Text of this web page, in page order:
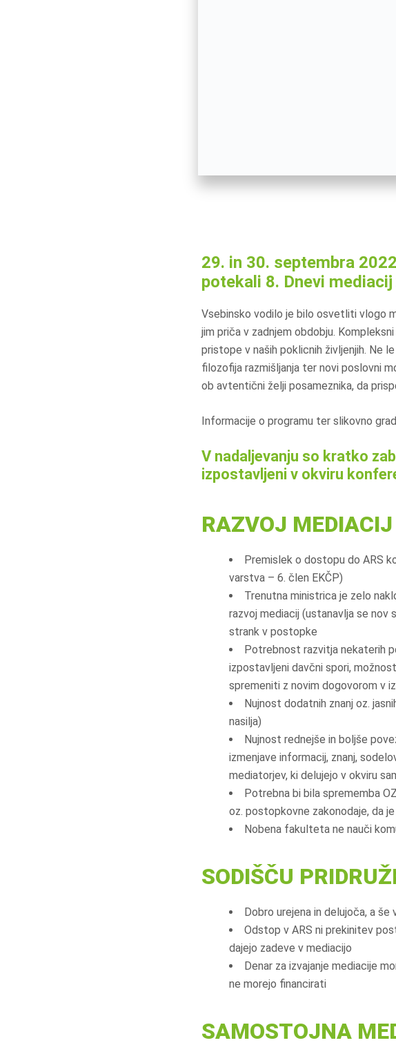
29. in 30. septembra
potekali 8. Dnevi
Vsebinsko vodilo je bilo osvetliti vlogo
jim priča v zadnjem obdobju.
pristope v naših poklicnih življenjih. Ne
filozofija razmišljanja ter novi poslovni
ob avtentični želji posameznika, da
Informacije o programu ter slikovno
V nadaljevanju so kratko
izpostavljeni v okviru
RAZVOJ MEDIACIJ
Premislek o dostopu do ARS
varstva – 6. člen EKČP)
Trenutna ministrica je zelo
razvoj mediacij (ustanavlja se nov
strank v postopke
Potrebnost razvitja nekaterih
izpostavljeni davčni spori,
spremeniti z novim dogovorom v
Nujnost dodatnih znanj oz.
nasilja)
Nujnost rednejše in boljše
izmenjave informacij, znanj,
mediatorjev, ki delujejo v okviru
Potrebna bi bila sprememba
oz. postopkovne zakonodaje, da
Nobena fakulteta ne nauči
SODIŠČU
Dobro urejena in delujoča, a
Odstop v ARS ni prekinitev
dajejo zadeve v mediacijo
Denar za izvajanje mediacije
ne morejo financirati
SAMOSTOJNA